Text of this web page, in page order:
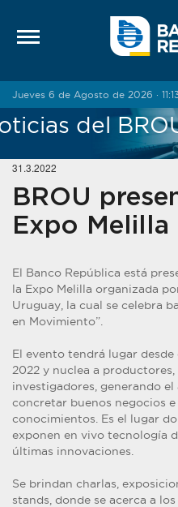
Jueves 6 de Agosto de 2026 ·
del
31.3.2022
BROU
Expo Melilla
El Banco República está
la Expo Melilla organizada
Uruguay, la cual se celebra
en Movimiento”.
El evento tendrá lugar desde
2022 y nuclea a
investigadores, generando
concretar buenos negocios
conocimientos. Es el lugar
exponen en vivo tecnología
últimas innovaciones.
Se brindan charlas,
stands, donde se acerca a